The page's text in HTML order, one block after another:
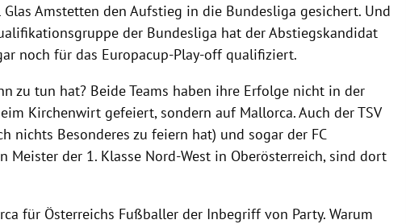
Amstetten den Aufstieg in die Bundesliga gesichert. Und
der Bundesliga hat der Abstiegskandidat
noch für das Europacup-Play-off qualifiziert.
zu tun hat? Beide Teams haben ihre Erfolge nicht in der
Kirchenwirt gefeiert, sondern auf Mallorca. Auch der TSV
nichts Besonderes zu feiern hat) und sogar der FC
Meister der 1. Klasse Nord-West in Oberösterreich, sind dort
für Österreichs Fußballer der Inbegriff von Party. Warum